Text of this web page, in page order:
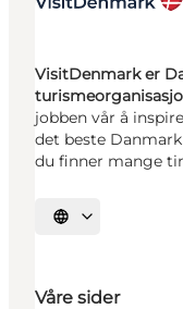
VisitDenmark er
jobben vår å
det beste
du finner mange
Velg språk
Våre sider